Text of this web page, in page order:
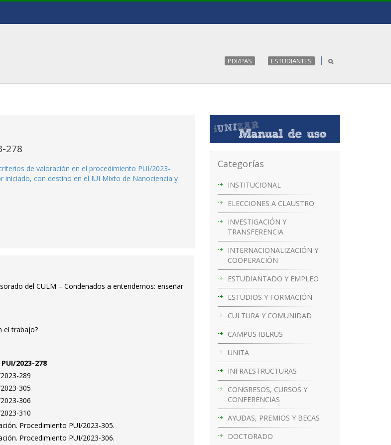
PDI/PAS ESTUDIANTES
Categorías
INSTITUCIONAL
ELECCIONES A CLAUSTRO
INVESTIGACIÓN Y
TRANSFERENCIA
INTERNACIONALIZACIÓN Y
COOPERACIÓN
ESTUDIANTADO Y EMPLEO
ESTUDIOS Y FORMACIÓN
CULTURA Y COMUNIDAD
CAMPUS IBERUS
UNITA
INFRAESTRUCTURAS
CONGRESOS, CURSOS Y
CONFERENCIAS
AYUDAS, PREMIOS Y BECAS
DOCTORADO
278
de valoración en el procedimiento PUI/2023-
con destino en el IUI Mixto de Nanociencia y
del CULM – Condenados a entendernos: enseñar
el trabajo?
2023-278
289
305
306
310
Procedimiento PUI/2023-305.
Procedimiento PUI/2023-306.